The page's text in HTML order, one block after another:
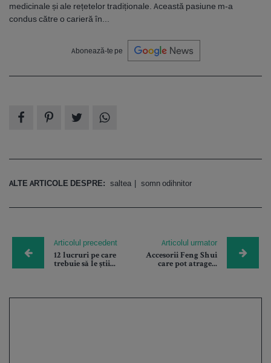
medicinale și ale rețetelor tradiționale. Această pasiune m-a
condus către o carieră în...
Abonează-te pe
ALTE ARTICOLE DESPRE: saltea somn odihnitor
Articolul precedent
12 lucruri pe care
trebuie să le știi...
Articolul urmator
Accesorii Feng Shui
care pot atrage...